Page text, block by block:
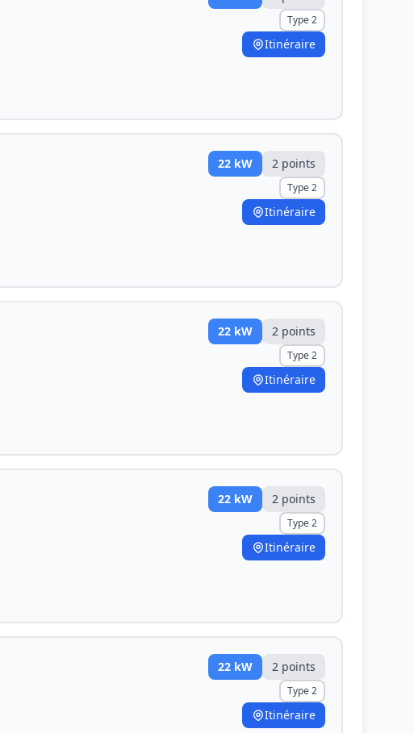
Type 2
Itinéraire
22 kW 2 points
Type 2
Itinéraire
22 kW 2 points
Type 2
Itinéraire
22 kW 2 points
Type 2
Itinéraire
22 kW 2 points
Type 2
Itinéraire